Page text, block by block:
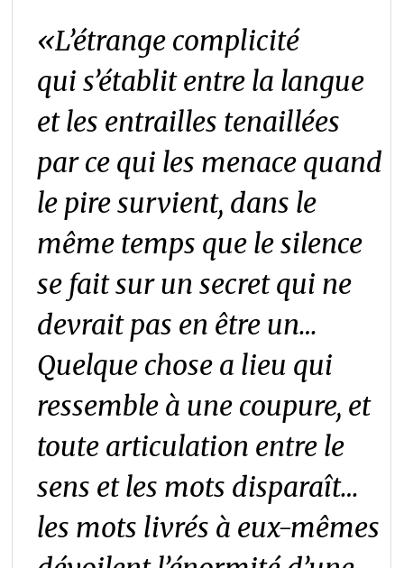
«L’étrange complicité
qui s’établit entre la langue
et les entrailles tenaillées
par ce qui les menace quand
le pire survient, dans le
même temps que le silence
se fait sur un secret qui ne
devrait pas en être un…
Quelque chose a lieu qui
ressemble à une coupure, et
toute articulation entre le
sens et les mots disparaît…
les mots livrés à eux-mêmes